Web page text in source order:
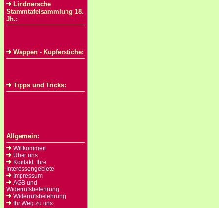
Lindnersche
Stammtafelsammlung 18.
Jh.:
Wappen - Kupferstiche:
Tipps und Tricks:
Allgemein:
Willkommen
Über uns
Kontakt, Ihre
Interessengebiete
Impressum
AGB und
Widerrufsbelehrung
Widerrufsbelehrung
Ihr Weg zu uns